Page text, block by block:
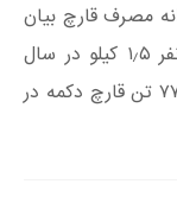
و سرانه مصرف قارچ بیان
کرد: میانگین مصرف سرانه قارچ برای هر نفر ۱٫۵ کیلو در سال
است و پیش‌بینی می‌شود تا پایان امسال ۷۷۰ تن قارچ دکمه در